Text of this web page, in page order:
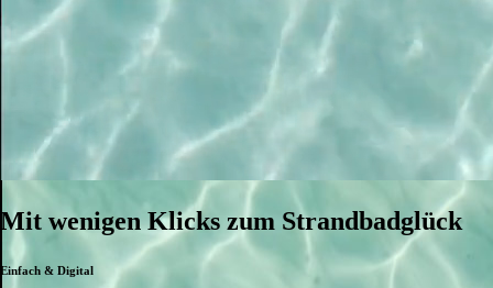
Mit wenigen Klicks zum Strandbadglück
Einfach & Digital